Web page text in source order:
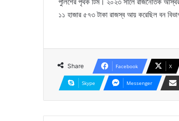
১১ হাজার ৫৭৩ টাকা রাজস্ব আয় করেছিল বন
Share Facebook X
Skype Messenger